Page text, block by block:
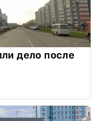
дело после